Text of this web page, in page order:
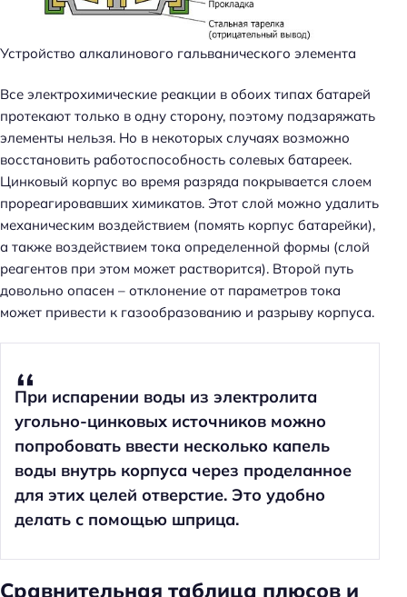
Устройство алкалинового гальванического элемента
Все электрохимические реакции в обоих типах батарей
протекают только в одну сторону, поэтому подзаряжать
элементы нельзя. Но в некоторых случаях возможно
восстановить работоспособность солевых батареек.
Цинковый корпус во время разряда покрывается слоем
прореагировавших химикатов. Этот слой можно удалить
механическим воздействием (помять корпус батарейки),
а также воздействием тока определенной формы (слой
реагентов при этом может растворится). Второй путь
довольно опасен – отклонение от параметров тока
может привести к газообразованию и разрыву корпуса.
При испарении воды из электролита
угольно-цинковых источников можно
попробовать ввести несколько капель
воды внутрь корпуса через проделанное
для этих целей отверстие. Это удобно
делать с помощью шприца.
Сравнительная таблица плюсов и